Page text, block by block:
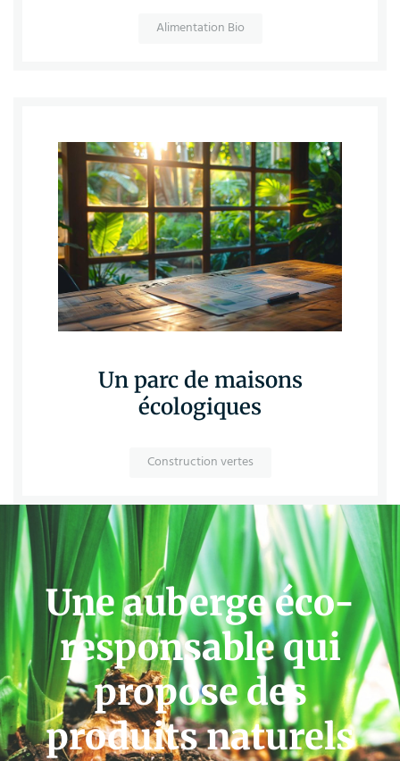
Alimentation Bio
Un parc de maisons
écologiques
Construction vertes
Une auberge éco-
responsable qui
propose des
produits naturels